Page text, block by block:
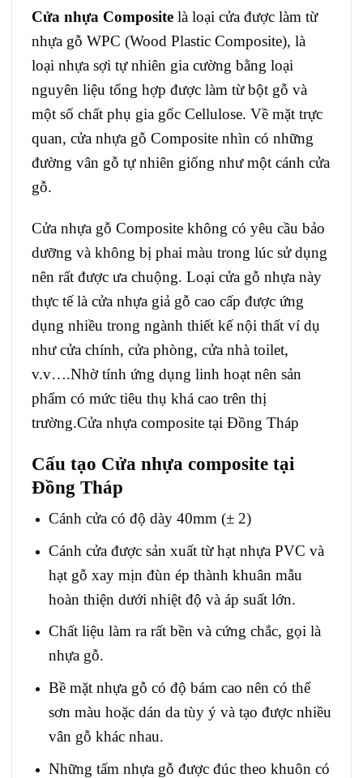
Cửa nhựa Composite là loại cửa được làm từ
nhựa gỗ WPC (Wood Plastic Composite), là
loại nhựa sợi tự nhiên gia cường bằng loại
nguyên liệu tổng hợp được làm từ bột gỗ và
một số chất phụ gia gốc Cellulose. Về mặt trực
quan, cửa nhựa gỗ Composite nhìn có những
đường vân gỗ tự nhiên giống như một cánh cửa
gỗ.
Cửa nhựa gỗ Composite không có yêu cầu bảo
dưỡng và không bị phai màu trong lúc sử dụng
nên rất được ưa chuộng. Loại cửa gỗ nhựa này
thực tế là cửa nhựa giả gỗ cao cấp được ứng
dụng nhiều trong ngành thiết kế nội thất ví dụ
như cửa chính, cửa phòng, cửa nhà toilet,
v.v….Nhờ tính ứng dụng linh hoạt nên sản
phẩm có mức tiêu thụ khá cao trên thị
trường.Cửa nhựa composite tại Đồng Tháp
Cấu tạo Cửa nhựa composite tại
Đồng Tháp
Cánh cửa có độ dày 40mm (± 2)
Cánh cửa được sản xuất từ hạt nhựa PVC và
hạt gỗ xay mịn đùn ép thành khuân mẫu
hoàn thiện dưới nhiệt độ và áp suất lớn.
Chất liệu làm ra rất bền và cứng chắc, gọi là
nhựa gỗ.
Bề mặt nhựa gỗ có độ bám cao nên có thể
sơn màu hoặc dán da tùy ý và tạo được nhiều
vân gỗ khác nhau.
Những tấm nhựa gỗ được đúc theo khuôn có